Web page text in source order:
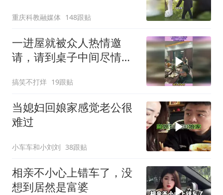
重庆科教融媒体 148跟贴
一进屋就被众人热情邀
请，请到桌子中间尽情跳
搞笑不打烊 19跟贴
当媳妇回娘家感觉老公很
难过
小车车和小刘刘 38跟贴
相亲不小心上错车了，没
想到居然是富婆